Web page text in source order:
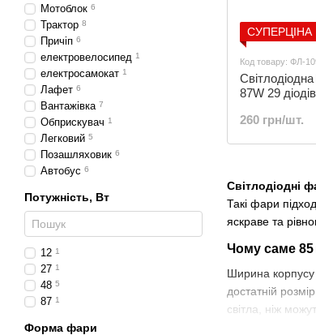
Світлодіодні
Такі фари
яскраве та
Чому саме
Ширина корпусу
достатній
світла, ніж
СУПЕРЦІНА
Код товару: ФЛ-
87W 29
260 грн/шт.
Мотоблок 6
Трактор 8
Причіп 6
електровелосипед 1
електросамокат 1
Лафет 6
Вантажівка 7
Обприскувач 1
Легковий 5
Позашляховик 6
Автобус 6
Потужність, Вт
12 1
27 1
48 5
87 1
Форма фари